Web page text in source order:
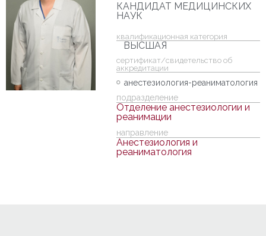
КАНДИДАТ МЕДИЦИНСКИХ
НАУК
квалификационная категория
ВЫСШАЯ
cертификат/свидетельство об
аккредитации
анестезиология-реаниматология
подразделение
Отделение анестезиологии и
реанимации
направление
Анестезиология и
реаниматология